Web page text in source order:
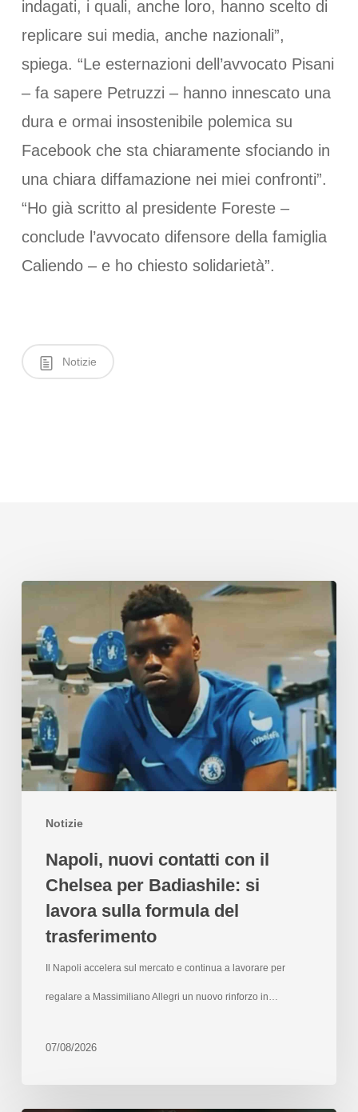
indagati, i quali, anche loro, hanno scelto di
replicare sui media, anche nazionali”,
spiega. “Le esternazioni dell’avvocato Pisani
– fa sapere Petruzzi – hanno innescato una
dura e ormai insostenibile polemica su
Facebook che sta chiaramente sfociando in
una chiara diffamazione nei miei confronti”.
“Ho già scritto al presidente Foreste –
conclude l’avvocato difensore della famiglia
Caliendo – e ho chiesto solidarietà”.
Notizie
Notizie
Napoli, nuovi contatti con il
Chelsea per Badiashile: si
lavora sulla formula del
trasferimento
Il Napoli accelera sul mercato e continua a lavorare per
regalare a Massimiliano Allegri un nuovo rinforzo in…
07/08/2026